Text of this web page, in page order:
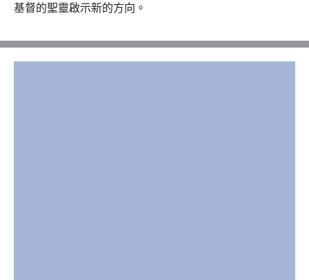
基督的聖靈啟示新的方向。